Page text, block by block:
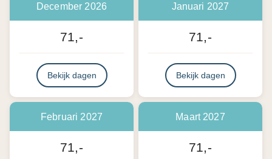
December 2026
71,-
Bekijk dagen
Januari 2027
71,-
Bekijk dagen
Februari 2027
71,-
Maart 2027
71,-